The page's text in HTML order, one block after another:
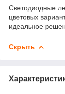
Светодиодные
цветовых
идеальное
Скрыть